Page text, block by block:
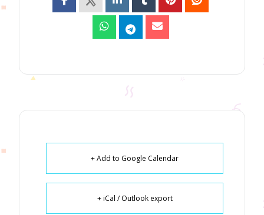
+ Add to Google Calendar
+ iCal / Outlook export